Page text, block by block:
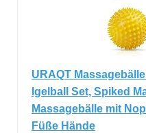
URAQT
Igelball Set, Spiked
Massagebälle mit
Füße Hände